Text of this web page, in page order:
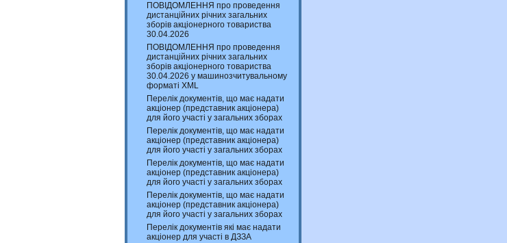
ПОВІДОМЛЕННЯ про проведення
дистанційних річних загальних
зборів акціонерного товариства
30.04.2026
ПОВІДОМЛЕННЯ про проведення
дистанційних річних загальних
зборів акціонерного товариства
30.04.2026 у машинозчитувальному
форматі XML
Перелік документів, що має надати
акціонер (представник акціонера)
для його участі у загальних зборах
Перелік документів, що має надати
акціонер (представник акціонера)
для його участі у загальних зборах
Перелік документів, що має надати
акціонер (представник акціонера)
для його участі у загальних зборах
Перелік документів, що має надати
акціонер (представник акціонера)
для його участі у загальних зборах
Перелік документів які має надати
акціонер для участі в ДЗЗА